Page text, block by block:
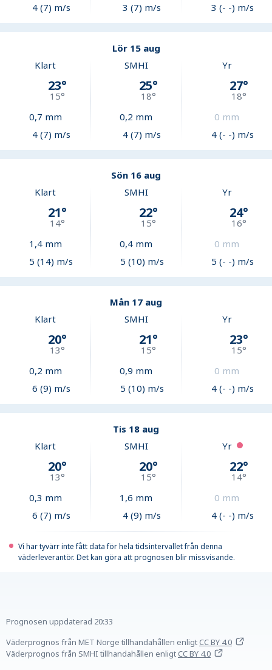
4 (7) m/s
3 (7) m/s
3 (- -) m/s
Lör 15 aug
Klart
23°
15°
0,7 mm
4 (7) m/s
SMHI
25°
18°
0,2 mm
4 (7) m/s
Yr
27°
18°
0 mm
4 (- -) m/s
Sön 16 aug
Klart
21°
14°
1,4mm
5 (14) m/s
SMHI
22°
15°
0,4 mm
5 (10) m/s
Yr
24°
16°
0 mm
5 (- -) m/s
Mån 17 aug
Klart
20°
13°
0,2 mm
6 (9) m/s
SMHI
21°
15°
0,9 mm
5 (10) m/s
Yr
23°
15°
0 mm
4 (- -) m/s
Tis 18 aug
Klart
20°
13°
0,3 mm
6 (7) m/s
SMHI
20°
15°
1,6 mm
4 (9) m/s
Yr
22°
14°
0 mm
4 (- -) m/s
Vi har tyvärr inte fått data för hela tidsintervallet från denna
väderleverantör. Det kan göra att prognosen blir missvisande.
Prognosen uppdaterad 20:33
Väderprognos från MET Norge tillhandahållen enligtCC BY 4.0
Väderprognos från SMHI tillhandahållen enligtCC BY 4.0